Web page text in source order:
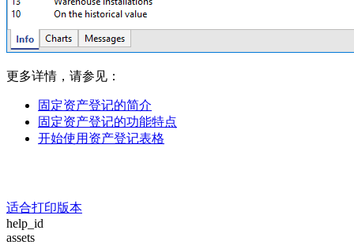
更多详情，请参见：
固定资产登记的简介
固定资产登记的功能特点
开始使用资产登记表格
适合打印版本
help_id
assets